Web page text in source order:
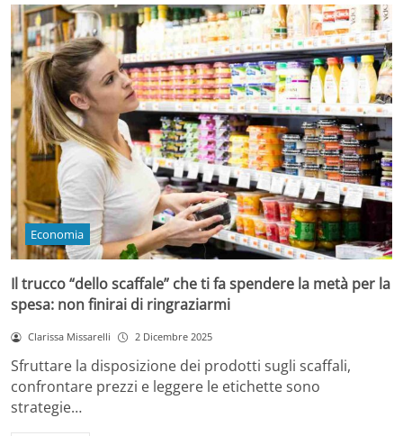
Economia
Il trucco “dello scaffale” che ti fa spendere la metà per la
spesa: non finirai di ringraziarmi
Clarissa Missarelli 2 Dicembre 2025
Sfruttare la disposizione dei prodotti sugli scaffali,
confrontare prezzi e leggere le etichette sono
strategie…